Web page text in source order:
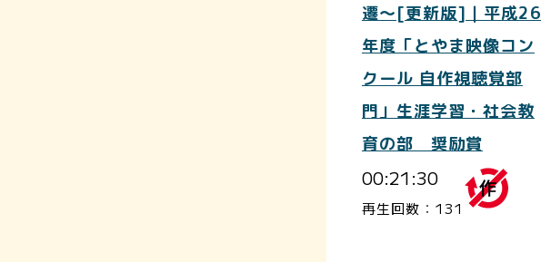
遷～[更新版]｜平成26
年度「とやま映像コン
クール 自作視聴覚部
門」生涯学習・社会教
育の部 奨励賞
00:21:30
再生回数：131